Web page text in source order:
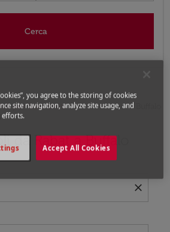
Cerca
per Stati Uniti Voli Rabat - Buffalo
da Rabat a Buffalo
close
il tuo percorso (origine e/o
you agree to the storing of cookies
site navigation, analyze site usage, and
efforts.
Accept All Cookies